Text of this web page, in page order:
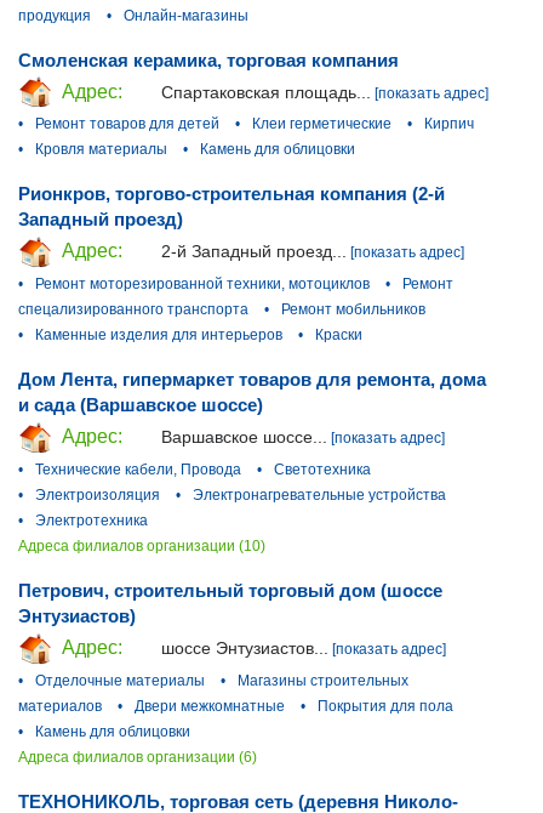
продукция
• Онлайн-магазины
Смоленская керамика, торговая компания
Адрес:
Спартаковская площадь...
[показать адрес]
•
Ремонт товаров для детей • Клеи герметические •
Кирпич
•
Кровля материалы • Камень для облицовки
Рионкров, торгово-строительная компания (2-й
Западный проезд)
Адрес:
2-й Западный проезд... [показать адрес]
•
Ремонт моторезированной техники, мотоциклов •
Ремонт
спецализированного транспорта
•
Ремонт мобильников
•
Каменные изделия для интерьеров • Краски
Дом Лента, гипермаркет товаров для ремонта, дома
и сада (Варшавское шоссе)
Адрес:
Варшавское шоссе...
[показать адрес]
•
Технические кабели, Провода •
Светотехника
•
Электроизоляция •
Электронагревательные устройства
•
Электротехника
Адреса филиалов организации (10)
Петрович, строительный торговый дом (шоссе
Энтузиастов)
Адрес:
шоссе Энтузиастов...
[показать адрес]
•
Отделочные материалы •
Магазины строительных
материалов
• Двери межкомнатные •
Покрытия для пола
•
Камень для облицовки
Адреса филиалов организации (6)
ТЕХНОНИКОЛЬ, торговая сеть (деревня Николо-